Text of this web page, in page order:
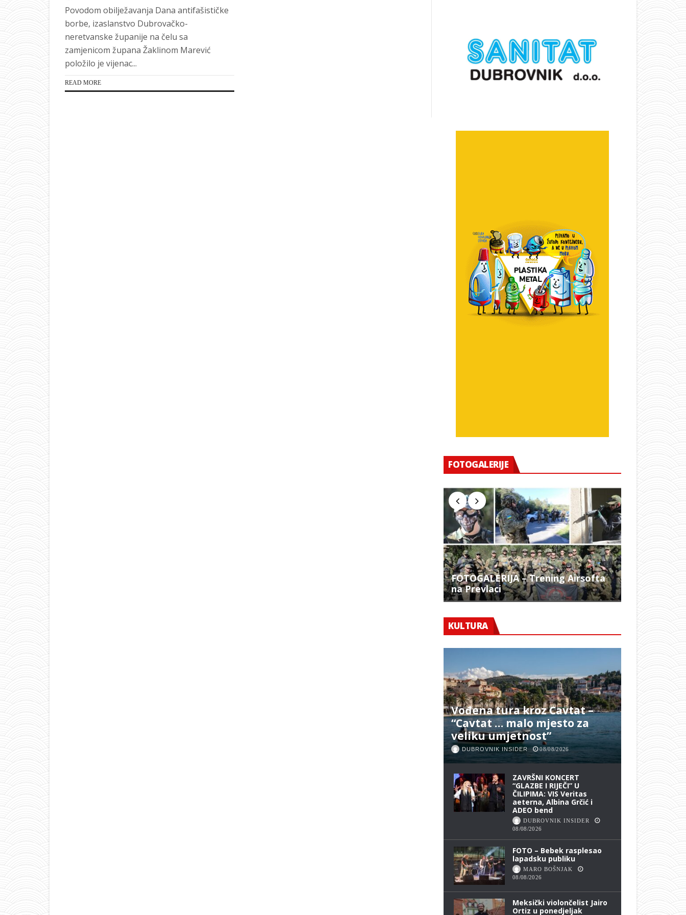
Povodom obilježavanja Dana antifašističke
borbe, izaslanstvo Dubrovačko-
neretvanske županije na čelu sa
zamjenicom župana Žaklinom Marević
položilo je vijenac...
READ MORE
FOTOGALERIJE
FOTOGALERIJA – Trening Airsofta
na Prevlaci
FOTO –
KULTURA
Vođena tura kroz Cavtat –
“Cavtat … malo mjesto za
veliku umjetnost”
DUBROVNIK INSIDER 08/08/2026
ZAVRŠNI KONCERT
“GLAZBE I RIJEČI” U
ČILIPIMA: VIS Veritas
aeterna, Albina Grčić i
ADEO bend
DUBROVNIK INSIDER
08/08/2026
FOTO – Bebek rasplesao
lapadsku publiku
MARO BOŠNJAK
08/08/2026
Meksički violončelist Jairo
Ortiz u ponedjeljak